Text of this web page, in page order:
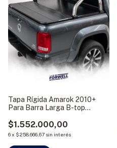
Tapa Rígida Amarok 2010+
Para Barra Larga B-top
$1.552.000,00
6x $258.666,67 sin interés